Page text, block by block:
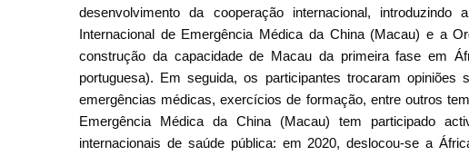
desenvolvimento da cooperação internacional,
Internacional de Emergência Médica da China (Macau) e a
construção da capacidade de Macau da primeira fase em
portuguesa). Em seguida, os participantes trocaram
emergências médicas, exercícios de formação, entre outros
Emergência Médica da China (Macau) tem participado
internacionais de saúde pública: em 2020, deslocou-se a